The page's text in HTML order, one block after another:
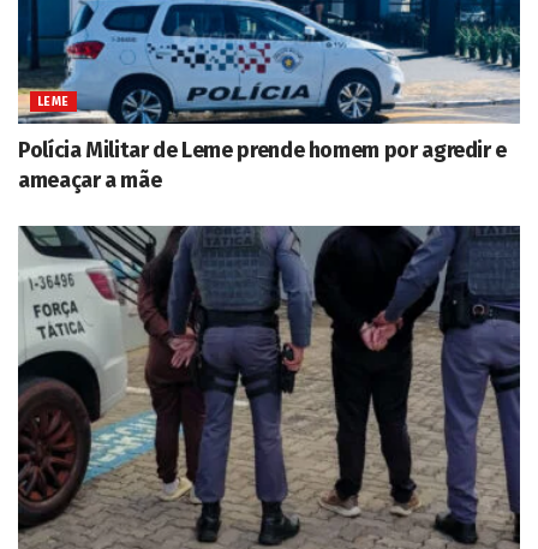
LEME
Polícia Militar de Leme prende homem por agredir e
ameaçar a mãe